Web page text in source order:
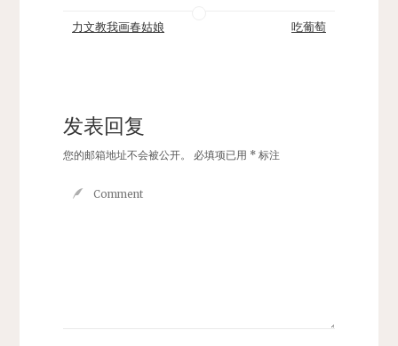
力文教我画春姑娘 吃葡萄
发表回复
您的邮箱地址不会被公开。 必填项已用 *标注